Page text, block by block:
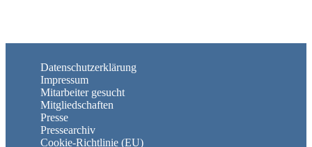
Datenschutzerklärung
Impressum
Mitarbeiter gesucht
Mitgliedschaften
Presse
Pressearchiv
Cookie-Richtlinie (EU)